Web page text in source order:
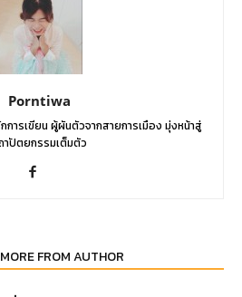
Porntiwa
การเขียน ผู้ผันตัวจากสายการเมือง มุ่งหน้าสู่
าปัตยกรรมเต็มตัว
MORE FROM AUTHOR